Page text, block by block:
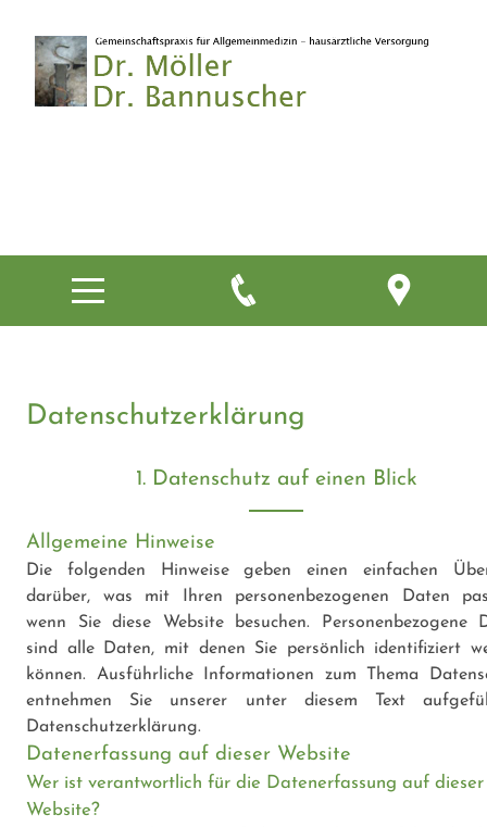
Datenschutzerklärung
1. Datenschutz auf einen Blick
Allgemeine Hinweise
Die folgenden Hinweise geben einen einfachen
darüber, was mit Ihren personenbezogenen Daten
wenn Sie diese Website besuchen. Personenbezogene
sind alle Daten, mit denen Sie persönlich identifiziert
können. Ausführliche Informationen zum Thema
entnehmen Sie unserer unter diesem Text
Datenschutzerklärung.
Datenerfassung auf dieser Website
Wer ist verantwortlich für die Datenerfassung auf dieser
Website?